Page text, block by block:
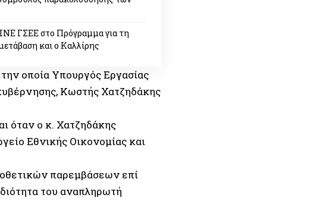
ΓΣΕΕ στο Πρόγραμμα για τη
και ο Καλλίρης
οποία Υπουργός Εργασίας
Κωστής Χατζηδάκης
όταν ο κ. Χατζηδάκης
Εθνικής Οικονομίας και
παρεμβάσεων επί
του αναπληρωτή